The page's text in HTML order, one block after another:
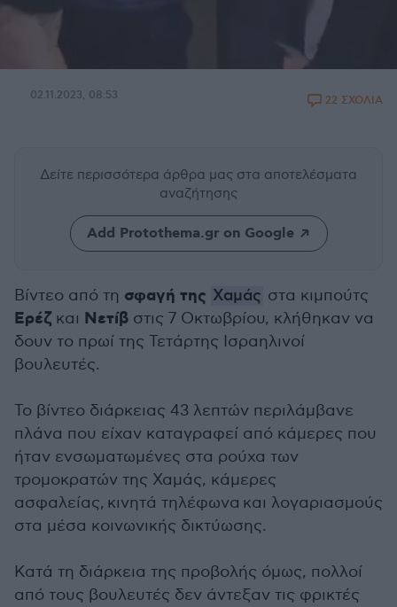
02.11.2023, 08:53 22 ΣΧΟΛΙΑ
Δείτε περισσότερα άρθρα μας στα αποτελέσματα
αναζήτησης
Add Protothema.gr on Google
Βίντεο από τη σφαγή της Χαμάς στα κιμπούτς
Ερέζ και Νετίβ στις 7 Οκτωβρίου, κλήθηκαν να
δουν το πρωί της Τετάρτης Ισραηλινοί
βουλευτές.
Το βίντεο διάρκειας 43 λεπτών περιλάμβανε
πλάνα που είχαν καταγραφεί από κάμερες που
ήταν ενσωματωμένες στα ρούχα των
τρομοκρατών της Χαμάς, κάμερες
ασφαλείας, κινητά τηλέφωνα και λογαριασμούς
στα μέσα κοινωνικής δικτύωσης.
Κατά τη διάρκεια της προβολής όμως, πολλοί
από τους βουλευτές δεν άντεξαν τις φρικτές